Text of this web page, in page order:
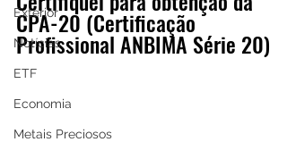
Exterior
Notícias
ETF
Economia
Metais Preciosos
CPA-20 (Certificação
Profissional ANBIMA Série 20)